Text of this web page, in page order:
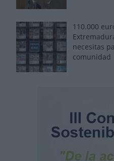
110.000
necesitas
comunidad